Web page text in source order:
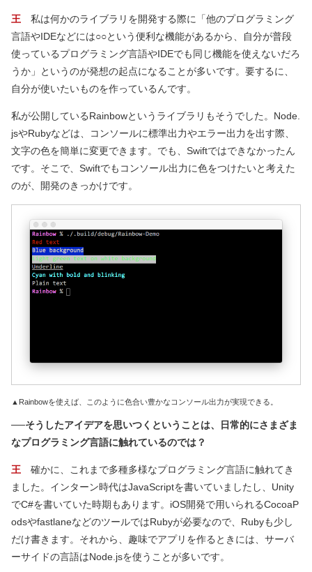
王 私は何かのライブラリを開発する際に「他のプログラミング
言語やIDEなどには○○という便利な機能があるから、自分が普段
使っているプログラミング言語やIDEでも同じ機能を使えないだろ
うか」というのが発想の起点になることが多いです。要するに、
自分が使いたいものを作っているんです。
私が公開しているRainbowというライブラリもそうでした。Node.
jsやRubyなどは、コンソールに標準出力やエラー出力を出す際、
文字の色を簡単に変更できます。でも、Swiftではできなかったん
です。そこで、Swiftでもコンソール出力に色をつけたいと考えた
のが、開発のきっかけです。
▲Rainbowを使えば、このように色合い豊かなコンソール出力が実現できる。
──そうしたアイデアを思いつくということは、日常的にさまざま
なプログラミング言語に触れているのでは？
王 確かに、これまで多種多様なプログラミング言語に触れてき
ました。インターン時代はJavaScriptを書いていましたし、Unity
でC#を書いていた時期もあります。iOS開発で用いられるCocoaP
odsやfastlaneなどのツールではRubyが必要なので、Rubyも少し
だけ書きます。それから、趣味でアプリを作るときには、サーバ
ーサイドの言語はNode.jsを使うことが多いです。